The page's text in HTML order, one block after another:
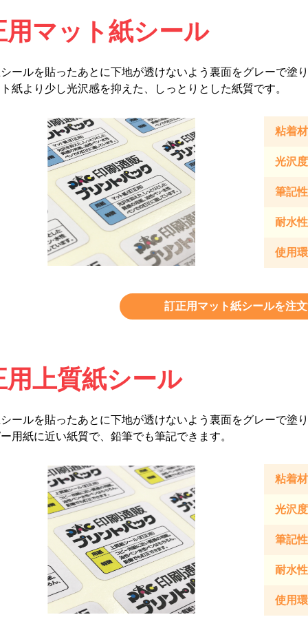
用マット紙シール
ールを貼ったあとに下地が透けないよう裏面をグレーで塗
紙より少し光沢感を抑えた、しっとりとした紙質です。
粘着材
光沢度
筆記性
耐水性
使用
訂正用マット紙シールを注
用上質紙シール
ールを貼ったあとに下地が透けないよう裏面をグレーで塗
用紙に近い紙質で、鉛筆でも筆記できます。
粘着材
光沢度
筆記性
耐水性
使用